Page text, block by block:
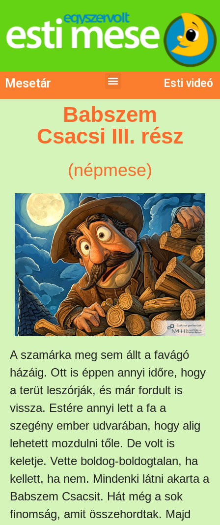
Mesetár Esti videó
Babszem
Csacsi III. rész
(népmese)
A szamárka meg sem állt a favágó
házáig. Ott is éppen annyi időre, hogy
a terüt leszórják, és már fordult is
vissza. Estére annyi lett a fa a
szegény ember udvarában, hogy alig
lehetett mozdulni tőle. De volt is
keletje. Vette boldog-boldogtalan, ha
kellett, ha nem. Mindenki látni akarta a
Babszem Csacsit. Hát még a sok
finomság, amit összehordtak. Majd